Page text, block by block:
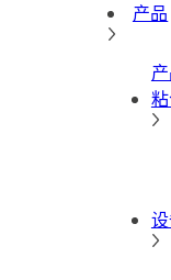
产品